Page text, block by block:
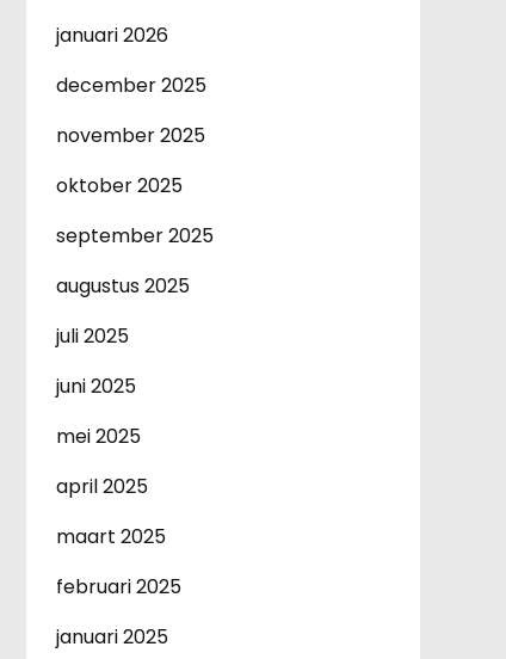
januari 2026
december 2025
november 2025
oktober 2025
september 2025
augustus 2025
juli 2025
juni 2025
mei 2025
april 2025
maart 2025
februari 2025
januari 2025